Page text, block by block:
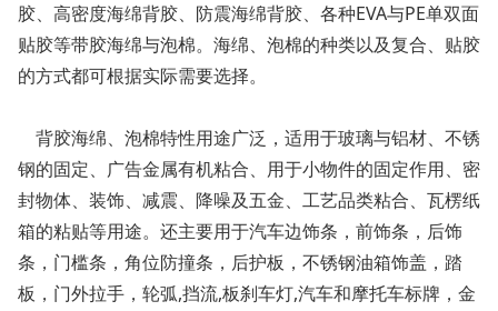
胶、高密度海绵背胶、防震海绵背胶、各种EVA与PE单双面
贴胶等带胶海绵与泡棉。海绵、泡棉的种类以及复合、贴胶
的方式都可根据实际需要选择。
背胶海绵、泡棉特性用途广泛，适用于玻璃与铝材、不锈
钢的固定、广告金属有机粘合、用于小物件的固定作用、密
封物体、装饰、减震、降噪及五金、工艺品类粘合、瓦楞纸
箱的粘贴等用途。还主要用于汽车边饰条，前饰条，后饰
条，门槛条，角位防撞条，后护板，不锈钢油箱饰盖，踏
板，门外拉手，轮弧,挡流,板刹车灯,汽车和摩托车标牌，金